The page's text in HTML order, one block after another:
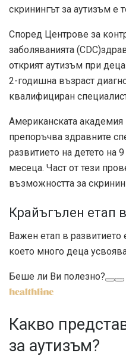
скринингът за аутизъм е
Според Центрове за
заболяванията (CDC)
открият аутизъм при
2-годишна възраст
квалифициран
Американската академия
препоръчва здравните
развитието на детето на
месеца. Част от тези
възможността за
Крайъгълен етап
Важен етап в
което много деца
Беше ли Ви полезно?
Какво
за аутизъм?